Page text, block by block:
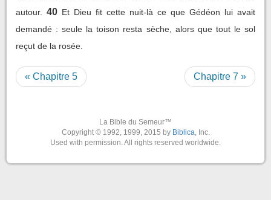
autour.
40 Et Dieu fit cette nuit-là ce que Gédéon lui avait
demandé : seule la toison resta sèche, alors que tout le sol
reçut de la rosée.
« Chapitre 5 Chapitre 7 »
La Bible du Semeur™
Copyright © 1992, 1999, 2015 by Biblica, Inc.
Used with permission. All rights reserved worldwide.